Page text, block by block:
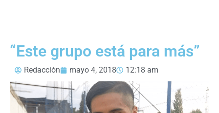
“Este grupo está para más”
Redacción mayo 4, 2018 12:18 am